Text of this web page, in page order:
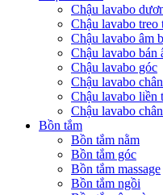
Chậu lavabo
Chậu lavabo treo
Chậu lavabo âm
Chậu lavabo bán
Chậu lavabo góc
Chậu lavabo
Chậu lavabo liền
Chậu lavabo
Bồn tắm
Bồn tắm nằm
Bồn tắm góc
Bồn tắm massage
Bồn tắm ngồi